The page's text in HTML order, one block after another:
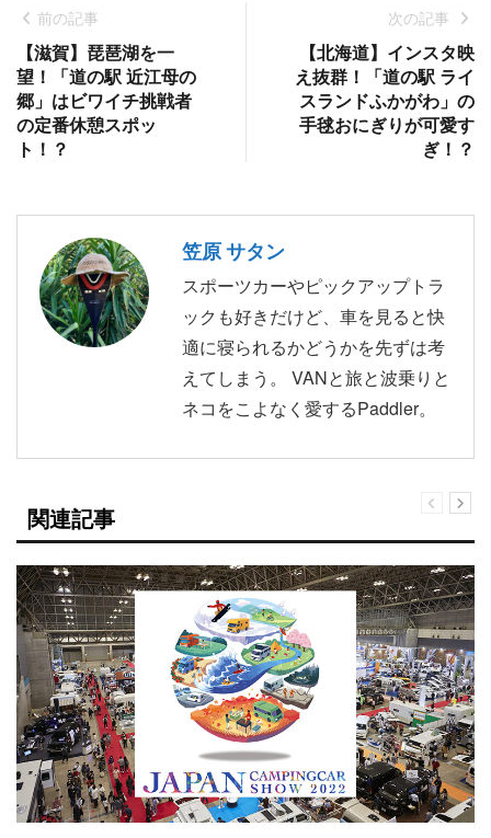
前の記事
【滋賀】琵琶湖を一
望！「道の駅 近江母の
郷」はビワイチ挑戦者
の定番休憩スポッ
ト！？
次の記事
【北海道】インスタ映
え抜群！「道の駅 ライ
スランドふかがわ」の
手毬おにぎりが可愛す
ぎ！？
笠原 サタン
スポーツカーやピックアップトラ
ックも好きだけど、車を見ると快
適に寝られるかどうかを先ずは考
えてしまう。 VANと旅と波乗りと
ネコをこよなく愛するPaddler。
関連記事